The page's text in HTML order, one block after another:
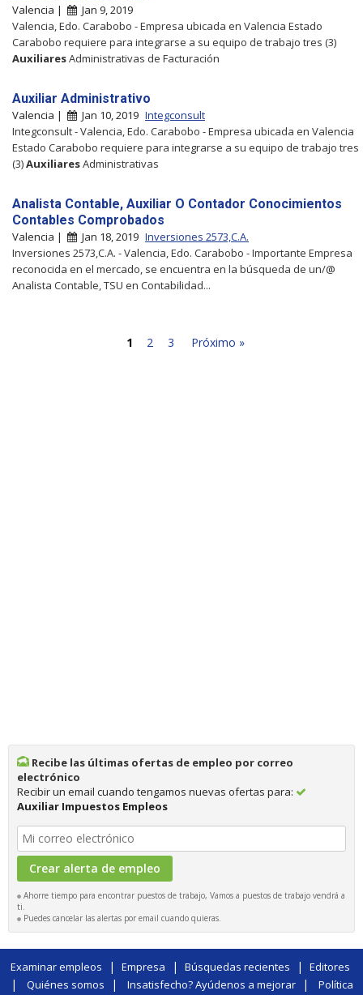
Valencia |
Jan 9, 2019
Valencia, Edo. Carabobo - Empresa ubicada en Valencia Estado
Carabobo requiere para integrarse a su equipo de trabajo tres (3)
AuxiliaresAdministrativas de Facturación
Auxiliar Administrativo
Valencia | Jan 10, 2019 Integconsult
Integconsult - Valencia, Edo. Carabobo - Empresa ubicada en Valencia
Estado Carabobo requiere para integrarse a su equipo de trabajo tres
(3)AuxiliaresAdministrativas
Analista Contable, Auxiliar O Contador Conocimientos
Contables Comprobados
Valencia | Jan 18, 2019 Inversiones 2573,C.A.
Inversiones 2573,C.A. - Valencia, Edo. Carabobo - Importante Empresa
reconocida en el mercado, se encuentra en la búsqueda de un/@
Analista Contable, TSU en Contabilidad...
1 2 3 Próximo »
Recibe las últimas ofertas de empleo por correo
electrónico
Recibir un email cuando tengamos nuevas ofertas para:
Auxiliar Impuestos Empleos
Ahorre tiempo para encontrar puestos de trabajo, Vamos a puestos de trabajo vendrá a
ti.
Puedes cancelar las alertas por email cuando quieras.
Examinar empleos | Empresa | Búsquedas recientes | Editores
| Quiénes somos | Insatisfecho? Ayúdenos a mejorar|
Política